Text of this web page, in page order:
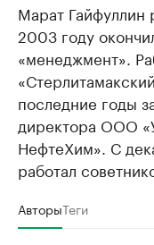
Марат Гайфуллин
2003 году
«менеджмент».
последние годы
директора ООО
НефтеХим». С
работал
АвторыТеги